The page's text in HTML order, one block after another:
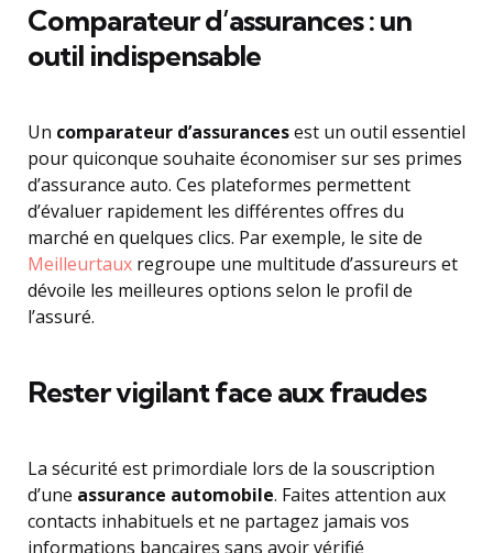
Comparateur d’assurances : un
outil indispensable
Un comparateur d’assurancesest un outil essentiel
pour quiconque souhaite économiser sur ses primes
d’assurance auto. Ces plateformes permettent
d’évaluer rapidement les différentes offres du
marché en quelques clics. Par exemple, le site de
Meilleurtaux regroupe une multitude d’assureurs et
dévoile les meilleures options selon le profil de
l’assuré.
Rester vigilant face aux fraudes
La sécurité est primordiale lors de la souscription
d’une assurance automobile. Faites attention aux
contacts inhabituels et ne partagez jamais vos
informations bancaires sans avoir vérifié